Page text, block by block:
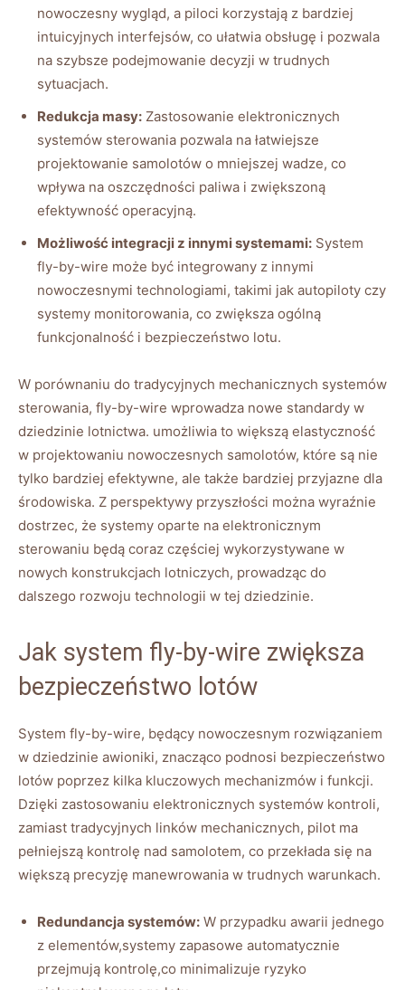
nowoczesny wygląd, a piloci korzystają z bardziej
intuicyjnych interfejsów, co ułatwia obsługę i pozwala
na ⁣szybsze podejmowanie decyzji w trudnych
sytuacjach.
Redukcja masy: ‍Zastosowanie‍ elektronicznych‌
systemów sterowania pozwala na ⁢łatwiejsze⁣
projektowanie‌ samolotów o mniejszej wadze,⁣ co
wpływa ‌na⁢ oszczędności paliwa i zwiększoną
efektywność operacyjną.
Możliwość​ integracji z ‍innymi ⁤systemami: ​System‌
fly-by-wire może być integrowany z ‌innymi
nowoczesnymi technologiami, ‌takimi jak autopiloty czy
systemy monitorowania, co zwiększa ogólną
funkcjonalność i bezpieczeństwo lotu.
W⁣ porównaniu do tradycyjnych mechanicznych systemów
sterowania, fly-by-wire wprowadza nowe ‌standardy⁢ w
dziedzinie‍ lotnictwa. umożliwia to większą ​elastyczność
w projektowaniu ‌nowoczesnych‌ samolotów,⁤ które‌ są nie
⁢tylko bardziej efektywne, ale także bardziej przyjazne ‌dla
środowiska. Z perspektywy przyszłości można wyraźnie
dostrzec, ​że systemy oparte na elektronicznym⁢
sterowaniu będą coraz częściej wykorzystywane ‍w
nowych konstrukcjach lotniczych, prowadząc do
dalszego rozwoju technologii ⁢w tej dziedzinie.
Jak⁤ system ⁣fly-by-wire zwiększa
bezpieczeństwo lotów
System fly-by-wire, ‍będący nowoczesnym rozwiązaniem
w dziedzinie awioniki, znacząco podnosi ‌bezpieczeństwo
‍lotów poprzez kilka kluczowych mechanizmów i funkcji.
Dzięki⁣ zastosowaniu elektronicznych systemów kontroli,
zamiast tradycyjnych linków mechanicznych, pilot ma
pełniejszą kontrolę nad samolotem, co przekłada ⁣się na
⁢większą precyzję manewrowania w trudnych warunkach.
Redundancja systemów: ⁣W przypadku awarii jednego
z elementów,systemy zapasowe automatycznie
przejmują⁤ kontrolę,co minimalizuje ryzyko‌